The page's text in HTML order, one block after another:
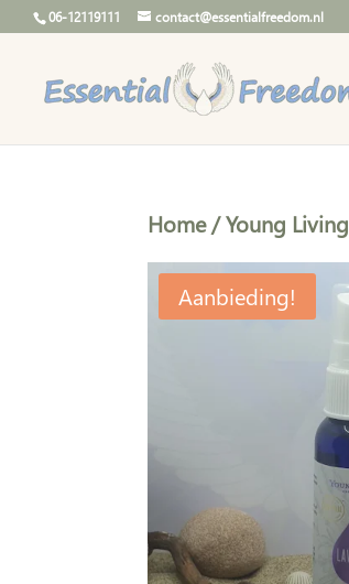
06-12119111 contact@essentialfreedom.nl
Home/Young Living
Aanbieding!